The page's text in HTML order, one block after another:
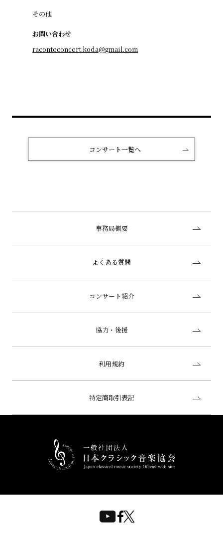
その他
お問い合わせ
raconteconcert.koda@gmail.com
コンサート一覧へ
事務局概要
よくある質問
コンサート紹介
協力・後援
利用規約
特定商取引表記